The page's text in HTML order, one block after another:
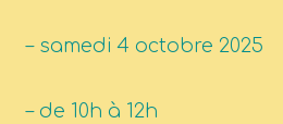
– samedi 4 octobre 2025
– de 10h à 12h